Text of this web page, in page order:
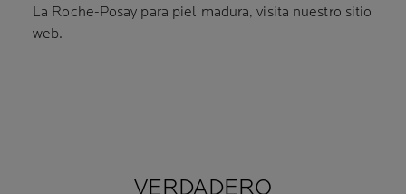
La Roche-Posay para piel madura, visita nuestro sitio
web.
VERDADERO